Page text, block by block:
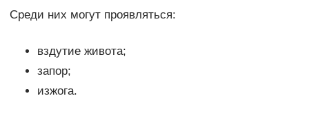
Среди них могут проявляться:
вздутие живота;
запор;
изжога.